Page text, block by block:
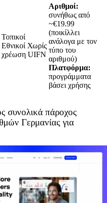
Τοπικοί
Εθνικοί Χωρίς
χρέωση UIFN
Αριθμοί:
συνήθως από
~€19.99
(ποικίλλει
ανάλογα με τον
τύπο του
αριθμού)
Πλατφόρμα:
προγράμματα
βάσει χρήσης
πάροχος
Γερμανίας για